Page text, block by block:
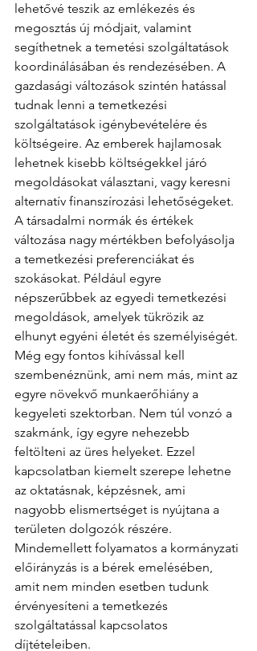
lehetővé teszik az emlékezés és
megosztás új módjait, valamint
segíthetnek a temetési szolgáltatások
koordinálásában és rendezésében. A
gazdasági változások szintén hatással
tudnak lenni a temetkezési
szolgáltatások igénybevételére és
költségeire. Az emberek hajlamosak
lehetnek kisebb költségekkel járó
megoldásokat választani, vagy keresni
alternatív finanszírozási lehetőségeket.
A társadalmi normák és értékek
változása nagy mértékben befolyásolja
a temetkezési preferenciákat és
szokásokat. Például egyre
népszerűbbek az egyedi temetkezési
megoldások, amelyek tükrözik az
elhunyt egyéni életét és személyiségét.
Még egy fontos kihívással kell
szembenéznünk, ami nem más, mint az
egyre növekvő munkaerőhiány a
kegyeleti szektorban. Nem túl vonzó a
szakmánk, így egyre nehezebb
feltölteni az üres helyeket. Ezzel
kapcsolatban kiemelt szerepe lehetne
az oktatásnak, képzésnek, ami
nagyobb elismertséget is nyújtana a
területen dolgozók részére.
Mindemellett folyamatos a kormányzati
előirányzás is a bérek emelésében,
amit nem minden esetben tudunk
érvényesíteni a temetkezés
szolgáltatással kapcsolatos
díjtételeiben.